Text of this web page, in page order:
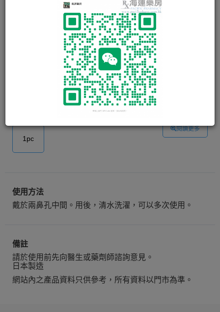
鼻鼾停鼻夾 Dr. Silicone Spring
Force Nose Clip
1)睡時佩戴，鼻鼾停。
2)運動時佩戴，助鼻孔正常呼吸。 . . . . . .
閱讀更多
1pc
使用方法
戴於兩鼻孔中間。用後，清水洗濯，可以多次使用。
備註
請於使用前先向醫生或藥劑師諮詢意見。
日本製造
網站內之產品資料只供參考，所有資料以門市為準。